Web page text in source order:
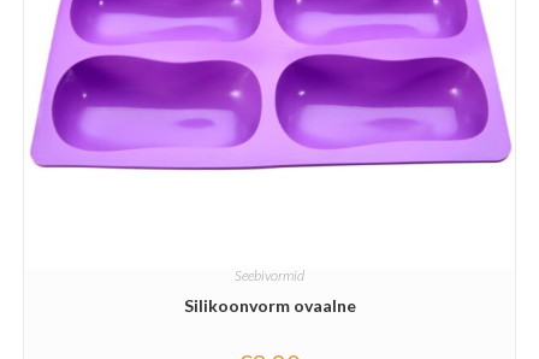
Seebivormid
Silikoonvorm ovaalne